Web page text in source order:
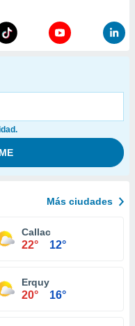
Más ciudades
Callac
22° 12°
Erquy
20° 16°